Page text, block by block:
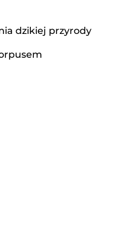
dzikiej przyrody